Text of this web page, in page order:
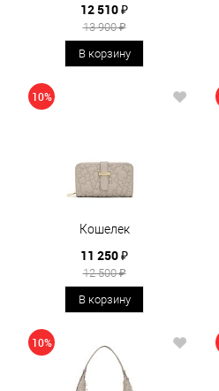
12 510 ₽
13 900 ₽
В корзину
10%
Кошелек
11 250 ₽
12 500 ₽
В корзину
10%